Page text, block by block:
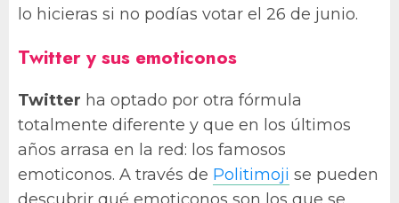
lo hicieras si no podías votar el 26 de junio.
Twitter y sus emoticonos
Twitter ha optado por otra fórmula
totalmente diferente y que en los últimos
años arrasa en la red: los famosos
emoticonos. A través de Politimoji se pueden